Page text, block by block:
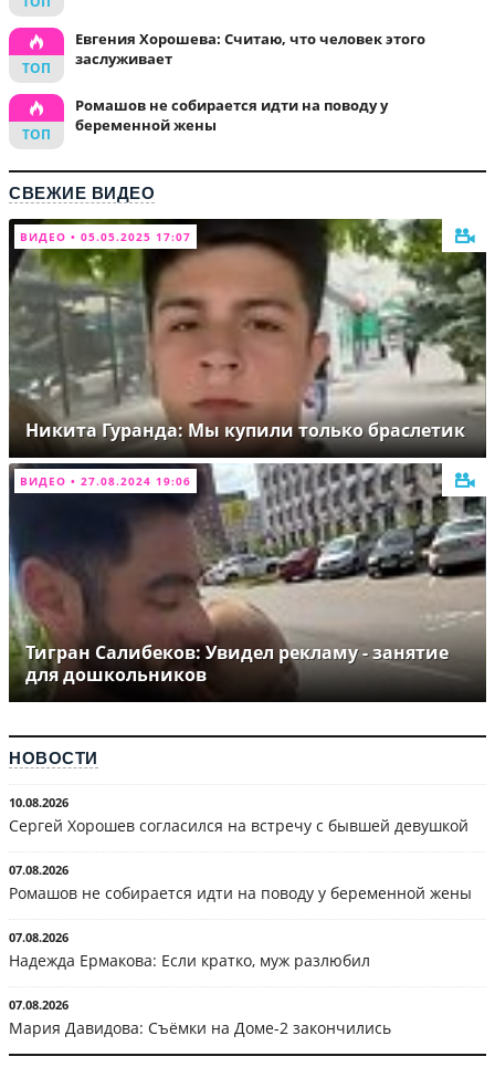
Евгения Хорошева: Считаю, что человек этого
заслуживает
Ромашов не собирается идти на поводу у
беременной жены
СВЕЖИЕ ВИДЕО
ВИДЕО • 05.05.2025 17:07
Никита Гуранда: Мы купили только браслетик
ВИДЕО • 27.08.2024 19:06
Тигран Салибеков: Увидел рекламу - занятие
для дошкольников
НОВОСТИ
10.08.2026
Сергей Хорошев согласился на встречу с бывшей девушкой
07.08.2026
Ромашов не собирается идти на поводу у беременной жены
07.08.2026
Надежда Ермакова: Если кратко, муж разлюбил
07.08.2026
Мария Давидова: Съёмки на Доме-2 закончились